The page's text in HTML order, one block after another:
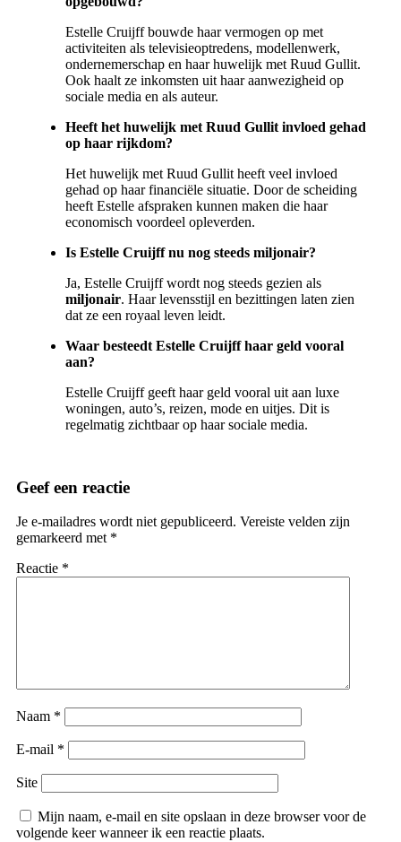
Estelle Cruijff bouwde haar vermogen op met
activiteiten als televisieoptredens, modellenwerk,
ondernemerschap en haar huwelijk met Ruud Gullit.
Ook haalt ze inkomsten uit haar aanwezigheid op
sociale media en als auteur.
Heeft het huwelijk met Ruud Gullit invloed gehad
op haar rijkdom?
Het huwelijk met Ruud Gullit heeft veel invloed
gehad op haar financiële situatie. Door de scheiding
heeft Estelle afspraken kunnen maken die haar
economisch voordeel opleverden.
Is Estelle Cruijff nu nog steeds miljonair?
Ja, Estelle Cruijff wordt nog steeds gezien als
miljonair. Haar levensstijl en bezittingen laten zien
dat ze een royaal leven leidt.
Waar besteedt Estelle Cruijff haar geld vooral
aan?
Estelle Cruijff geeft haar geld vooral uit aan luxe
woningen, auto’s, reizen, mode en uitjes. Dit is
regelmatig zichtbaar op haar sociale media.
Geef een reactie
Je e-mailadres wordt niet gepubliceerd. Vereiste velden zijn
gemarkeerd met *
Reactie *
Naam *
E-mail *
Site
Mijn naam, e-mail en site opslaan in deze browser voor de
volgende keer wanneer ik een reactie plaats.